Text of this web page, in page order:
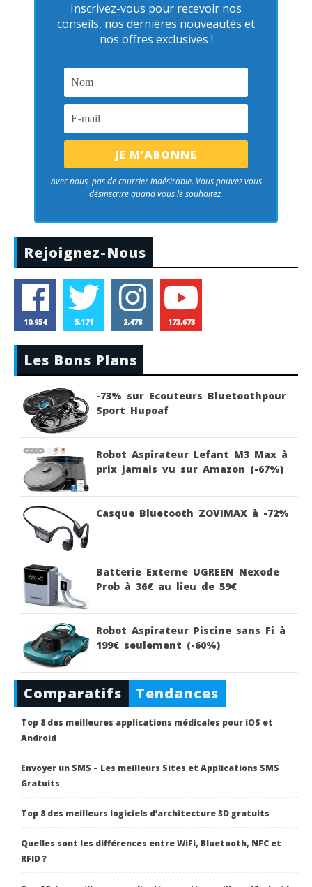
Inscrivez-vous pour recevoir nos
conseils, nos dernières nouveautés et
nos offres exclusives !
Avec nous, pas de courrier indésirable. Vous pouvez vous
désinscrire quand vous le souhaitez.
Rejoignez-Nous
10,954 5,171 2,478 173,673
Les Bons Plans
-73% sur Ecouteurs Bluetoothpour
Sport Hupoaf
Robot Aspirateur Lefant M3 Max à
prix jamais vu sur Amazon (-67%)
Casque Bluetooth ZOVIMAX à -72%
Batterie Externe UGREEN Nexode
Prob à 36€ au lieu de 59€
Robot Aspirateur Piscine sans Fi à
199€ seulement (-60%)
Comparatifs Tendances
Top 8 des meilleures applications médicales pour iOS et
Android
Envoyer un SMS – Les meilleurs Sites et Applications SMS
Gratuits
Top 8 des meilleurs logiciels d’architecture 3D gratuits
Quelles sont les différences entre WiFi, Bluetooth, NFC et
RFID ?